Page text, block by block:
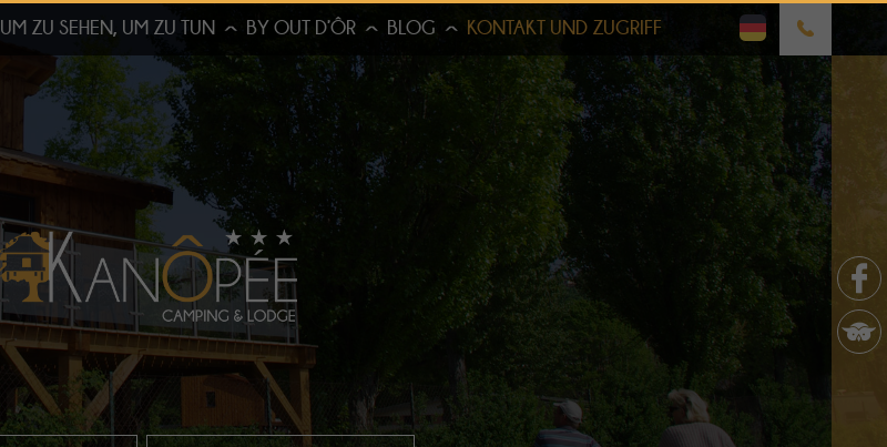
UM ZU SEHEN, UM ZU TUN BY OUT D’ÔR BLOG KONTAKT UND ZUGRIFF